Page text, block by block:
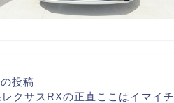
投稿
レクサスRXの正直ここはイマイチ